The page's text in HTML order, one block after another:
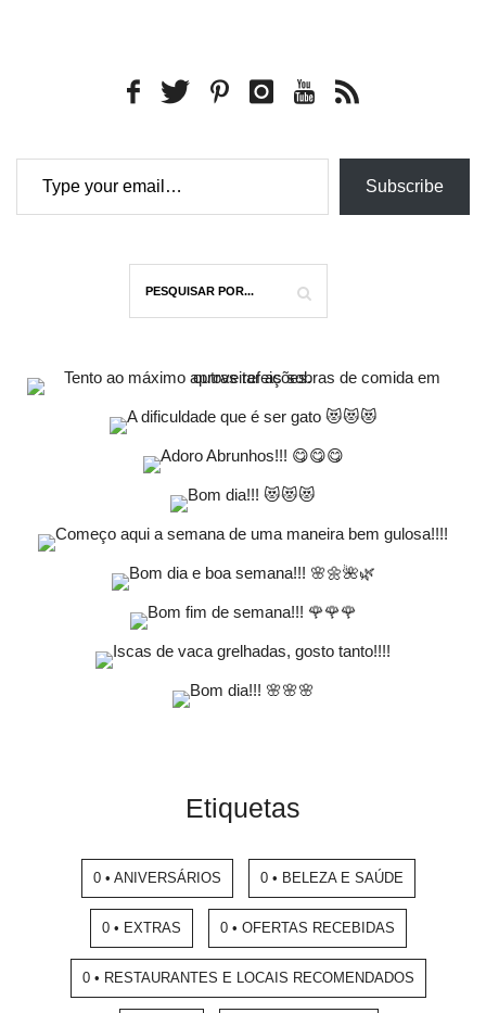
Type your email…
Subscribe
Etiquetas
0 • ANIVERSÁRIOS 0 • BELEZA E SAÚDE
0 • EXTRAS 0 • OFERTAS RECEBIDAS
0 • RESTAURANTES E LOCAIS RECOMENDADOS